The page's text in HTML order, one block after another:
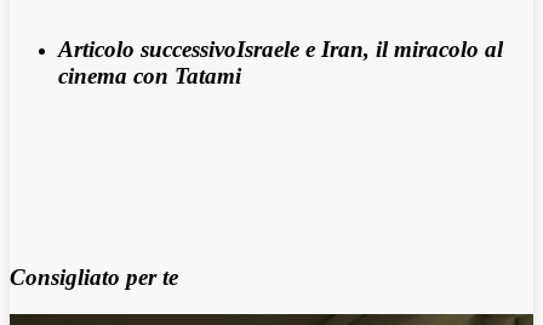
Articolo successivoIsraele e Iran, il miracolo al
cinema con Tatami
Consigliato per te